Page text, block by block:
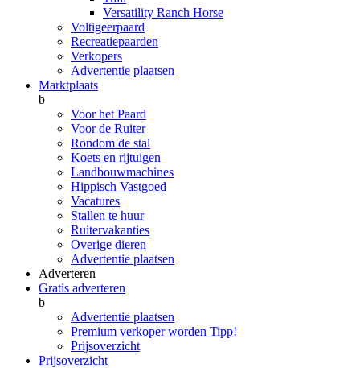
Versatility Ranch Horse
Voltigeerpaard
Recreatiepaarden
Verkopers
Advertentie plaatsen
Marktplaats
b
Voor het Paard
Voor de Ruiter
Rondom de stal
Koets en rijtuigen
Landbouwmachines
Hippisch Vastgoed
Vacatures
Stallen te huur
Ruitervakanties
Overige dieren
Advertentie plaatsen
Adverteren
Gratis adverteren
b
Advertentie plaatsen
Premium verkoper worden Tipp!
Prijsoverzicht
Prijsoverzicht